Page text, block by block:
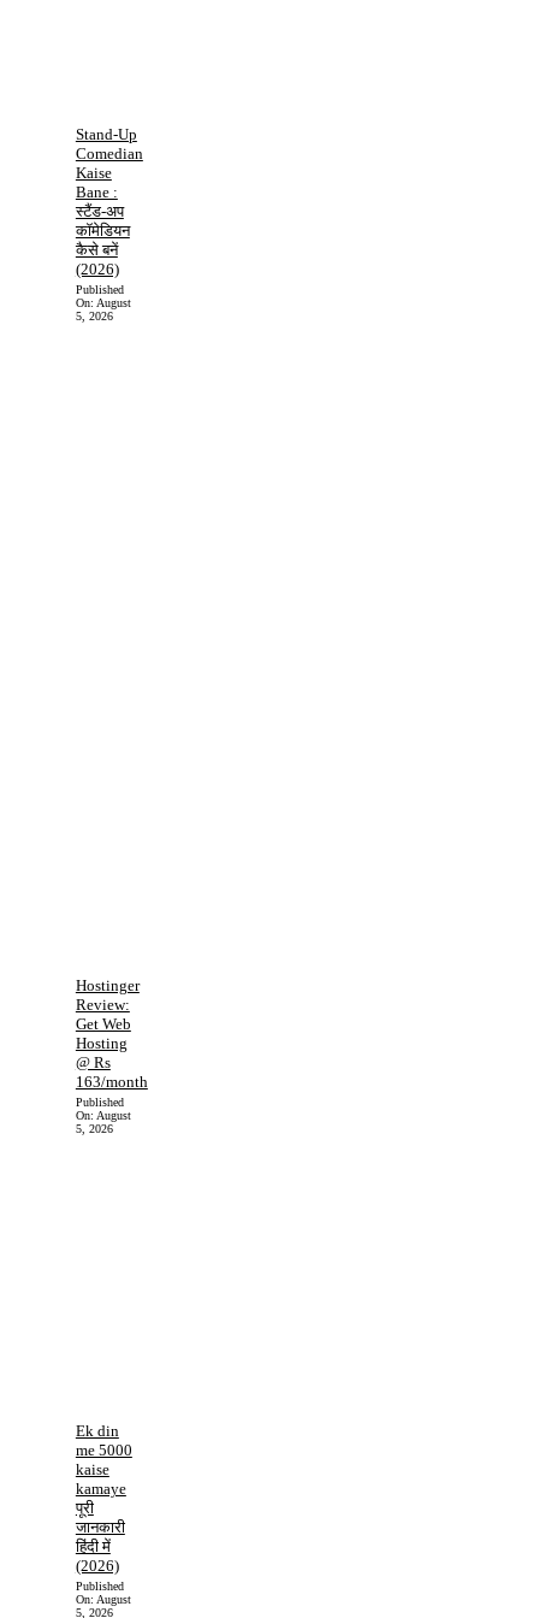
Stand-Up
Comedian
Kaise
Bane :
स्टैंड-अप
कॉमेडियन
कैसे बनें
(2026)
Published
On: August
5, 2026
Hostinger
Review:
Get Web
Hosting
@ Rs
163/month
Published
On: August
5, 2026
Ek din
me 5000
kaise
kamaye
पूरी
जानकारी
हिंदी में
(2026)
Published
On: August
5, 2026